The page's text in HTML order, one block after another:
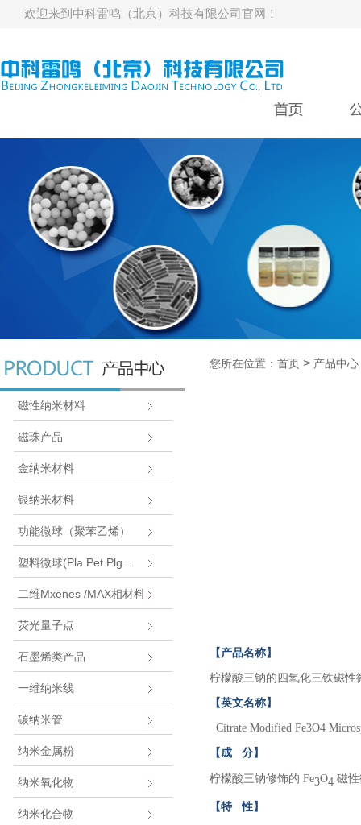
欢迎来到中科雷鸣（北京）科技有限公司官网！
磁性纳米材料
磁珠产品
金纳米材料
银纳米材料
功能微球（聚苯乙烯）
塑料微球(Pla Pet Plg...
二维Mxenes /MAX相材料
荧光量子点
石墨烯类产品
一维纳米线
碳纳米管
纳米金属粉
纳米氧化物
纳米化合物
您所在位置：首页 > 产品中心
【产品名称】
柠檬酸三钠的四氧化三铁磁性
【英文名称】
Citrate Modified Fe3O4
【成 分】
柠檬酸三钠修饰的 Fe3O4 磁
【特 性】